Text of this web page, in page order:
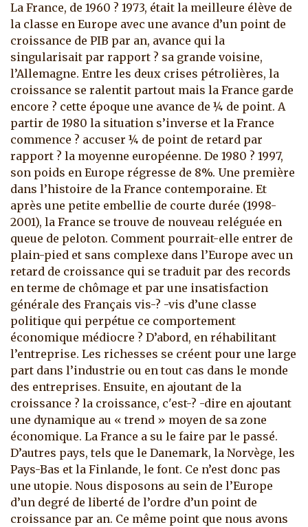
La France, de 1960 ? 1973, était la meilleure élève de
la classe en Europe avec une avance d’un point de
croissance de PIB par an, avance qui la
singularisait par rapport ? sa grande voisine,
l’Allemagne. Entre les deux crises pétrolières, la
croissance se ralentit partout mais la France garde
encore ? cette époque une avance de ¼ de point. A
partir de 1980 la situation s’inverse et la France
commence ? accuser ¼ de point de retard par
rapport ? la moyenne européenne. De 1980 ? 1997,
son poids en Europe régresse de 8%. Une première
dans l’histoire de la France contemporaine. Et
après une petite embellie de courte durée (1998-
2001), la France se trouve de nouveau reléguée en
queue de peloton. Comment pourrait-elle entrer de
plain-pied et sans complexe dans l’Europe avec un
retard de croissance qui se traduit par des records
en terme de chômage et par une insatisfaction
générale des Français vis-? -vis d’une classe
politique qui perpétue ce comportement
économique médiocre ? D’abord, en réhabilitant
l’entreprise. Les richesses se créent pour une large
part dans l’industrie ou en tout cas dans le monde
des entreprises. Ensuite, en ajoutant de la
croissance ? la croissance, c'est-? -dire en ajoutant
une dynamique au « trend » moyen de sa zone
économique. La France a su le faire par le passé.
D’autres pays, tels que le Danemark, la Norvège, les
Pays-Bas et la Finlande, le font. Ce n’est donc pas
une utopie. Nous disposons au sein de l’Europe
d’un degré de liberté de l’ordre d’un point de
croissance par an. Ce même point que nous avons